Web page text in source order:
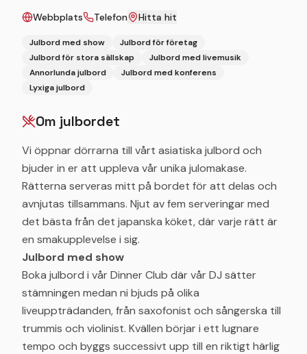
Webbplats Telefon Hitta hit
Julbord med show
Julbord för företag
Julbord för stora sällskap
Julbord med livemusik
Annorlunda julbord
Julbord med konferens
Lyxiga julbord
Om julbordet
Vi öppnar dörrarna till vårt asiatiska julbord och
bjuder in er att uppleva vår unika julomakase.
Rätterna serveras mitt på bordet för att delas och
avnjutas tillsammans. Njut av fem serveringar med
det bästa från det japanska köket, där varje rätt är
en smakupplevelse i sig.
Julbord med show
Boka julbord i vår Dinner Club där vår DJ sätter
stämningen medan ni bjuds på olika
liveuppträdanden, från saxofonist och sångerska till
trummis och violinist. Kvällen börjar i ett lugnare
tempo och byggs successivt upp till en riktigt härlig